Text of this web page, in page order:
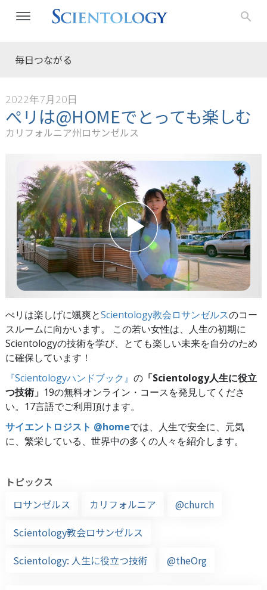
毎日つながる
2022年7月20日
ぺリは@HOMEでとっても楽しむ
カリフォルニア州ロサンゼルス
ぺリは楽しげに颯爽とScientology教会ロサンゼルスのコー
スルームに向かいます。 この若い女性は、人生の初期に
Scientologyの技術を学び、とても楽しい未来を自分のため
に確保しています！
『Scientologyハンドブック』 の 「Scientology人生に役立
つ技術」 19の無料オンライン・コースを発見してくださ
い。17言語でご利用頂けます。
サイエントロジスト @homeでは、人生で安全に、元気
に、繁栄している、世界中の多くの人々を紹介します。
トピックス
ロサンゼルス
カリフォルニア
@church
Scientology教会ロサンゼルス
Scientology: 人生に役立つ技術
@theOrg